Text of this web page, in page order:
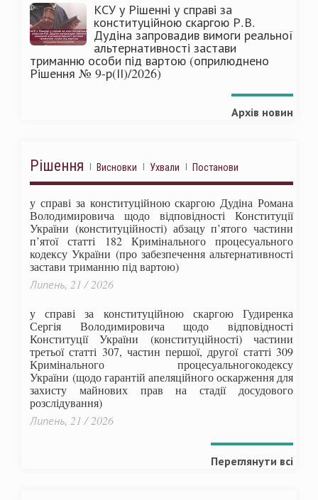
КСУ у Рішенні у справі за
конституційною скаргою Р.В.
Дудіна запровадив вимоги реальної
альтернативності застави
триманню особи під вартою (оприлюднено
Рішення № 9-р(ІІ)/2026)
Архів новин
Рішення Висновки Ухвали Постанови
у справі за конституційною скаргою Дудіна Романа
Володимировича щодо відповідності Конституції
України (конституційності) абзацу п’ятого частини
п’ятої статті 182 Кримінального процесуального
кодексу України (про забезпечення альтернативності
застави триманню під вартою)
Липень, 21 / 2026
у справі за конституційною скаргою Гудиренка
Сергія Володимировича щодо відповідності
Конституції України (конституційності) частини
третьої статті 307, частин першої, другої статті 309
Кримінального процесуальногокодексу
України (щодо гарантій апеляційного оскарження для
захисту майнових прав на стадії досудового
розслідування)
Липень, 21 / 2026
Переглянути всі